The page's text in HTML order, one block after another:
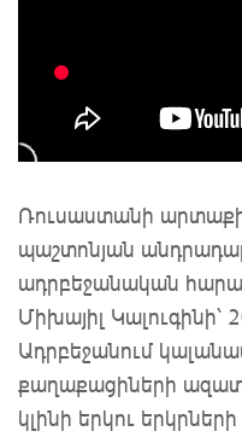
Ռուսաստանի
պաշտոնյան
ադրբեջանական
Միխայիլ
Ադրբեջանում
քաղաքացիների ազատ
կլինի երկու